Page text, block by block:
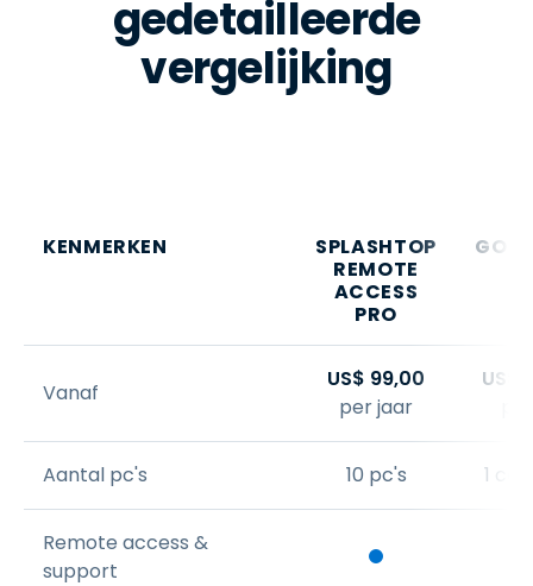
gedetailleerde
vergelijking
KENMERKEN
SPLASHTOP
REMOTE
ACCESS
PRO
Vanaf
US$ 99,00
per jaar
US$
Aantal pc's 10 pc's 1
Remote access &
support